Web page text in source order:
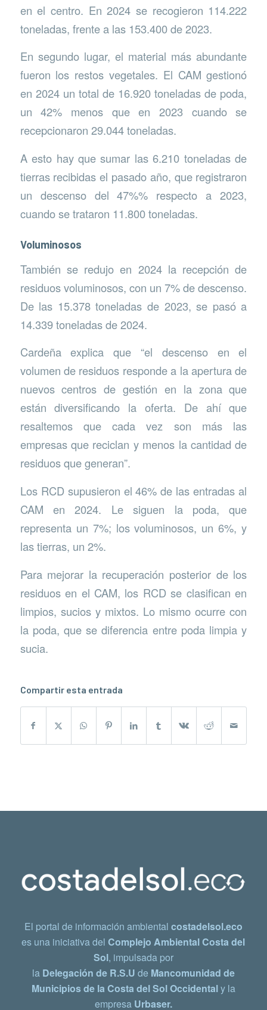
en el centro. En 2024 se recogieron 114.222
toneladas, frente a las 153.400 de 2023.
En segundo lugar, el material más abundante
fueron los restos vegetales. El CAM gestionó
en 2024 un total de 16.920 toneladas de poda,
un 42% menos que en 2023 cuando se
recepcionaron 29.044 toneladas.
A esto hay que sumar las 6.210 toneladas de
tierras recibidas el pasado año, que registraron
un descenso del 47%% respecto a 2023,
cuando se trataron 11.800 toneladas.
Voluminosos
También se redujo en 2024 la recepción de
residuos voluminosos, con un 7% de descenso.
De las 15.378 toneladas de 2023, se pasó a
14.339 toneladas de 2024.
Cardeña explica que “el descenso en el
volumen de residuos responde a la apertura de
nuevos centros de gestión en la zona que
están diversificando la oferta. De ahí que
resaltemos que cada vez son más las
empresas que reciclan y menos la cantidad de
residuos que generan”.
Los RCD supusieron el 46% de las entradas al
CAM en 2024. Le siguen la poda, que
representa un 7%; los voluminosos, un 6%, y
las tierras, un 2%.
Para mejorar la recuperación posterior de los
residuos en el CAM, los RCD se clasifican en
limpios, sucios y mixtos. Lo mismo ocurre con
la poda, que se diferencia entre poda limpia y
sucia.
Compartir esta entrada
El portal de información ambiental costadelsol.eco
es una iniciativa delComplejo Ambiental Costa del
Sol, impulsada por
la Delegación de R.S.U de Mancomunidad de
Municipios de la Costa del Sol Occidentaly la
empresa Urbaser.